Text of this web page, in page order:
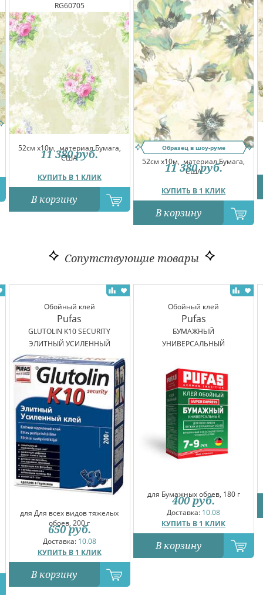
RG60705
52см x10м, материал Бумага,
США
КУПИТЬ В 1 КЛИК
11 380 руб.
В корзину
Образец в шоу-руме
52см x10м, материал Бумага,
США
КУПИТЬ В 1 КЛИК
11 380 руб.
В корзину
Сопутствующие товары
Обойный клей
Pufas
GLUTOLIN K10 SECURITY
ЭЛИТНЫЙ УСИЛЕННЫЙ
для Для всех видов тяжелых
обоев, 200 г
Доставка: 10.08
КУПИТЬ В 1 КЛИК
650 руб.
В корзину
Обойный клей
Pufas
БУМАЖНЫЙ
УНИВЕРСАЛЬНЫЙ
для Бумажных обоев, 180 г
Доставка: 10.08
КУПИТЬ В 1 КЛИК
400 руб.
В корзину